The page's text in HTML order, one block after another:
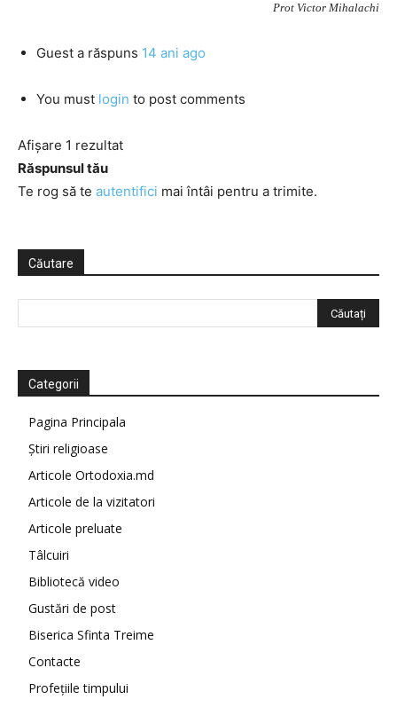
Prot Victor Mihalachi
Guest a răspuns 14 ani ago
You must login to post comments
Afișare 1 rezultat
Răspunsul tău
Te rog să te autentifici mai întâi pentru a trimite.
Căutare
Categorii
Pagina Principala
Știri religioase
Articole Ortodoxia.md
Articole de la vizitatori
Articole preluate
Tâlcuiri
Bibliotecă video
Gustări de post
Biserica Sfinta Treime
Contacte
Profețiile timpului